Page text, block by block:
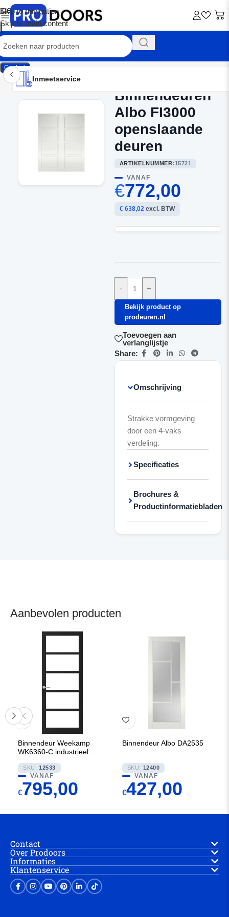
Skip to navigation
Skip to main content
Contact
Inmeetservice
Montageservice
Advies op maat
Showroom
Inmeetservice
Binnendeuren
Albo FI3000
openslaande
deuren
ARTIKELNUMMER:15721
VANAF
€772,00
€ 638,02excl. BTW
- +
Bekijk product op
prodeuren.nl
Toevoegen aan
verlanglijstje
Share:
Omschrijving
Strakke vormgeving
door een 4-vaks
verdeling.
Specificaties
Brochures &
Productinformatiebladen
Aanbevolen producten
Binnendeur Weekamp
WK6360-C industrieel 95
SKU: 12533
VANAF
€795,00
Binnendeur Albo DA2535
SKU: 12400
VANAF
€427,00
Contact
Over Prodoors
Informaties
Klantenservice